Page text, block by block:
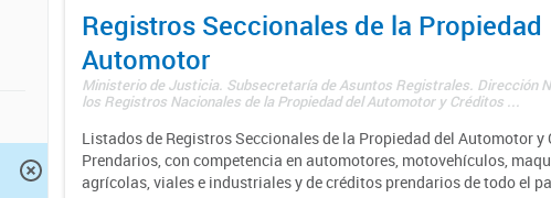
Registros Seccionales de la Propiedad
Automotor
Ministerio de Justicia. Subsecretaría de Asuntos Registrales. Dirección
los Registros Nacionales de la Propiedad del Automotor y Créditos ...
Listados de Registros Seccionales de la Propiedad del Automotor y
Prendarios, con competencia en automotores, motovehículos,
agrícolas, viales e industriales y de créditos prendarios de todo el